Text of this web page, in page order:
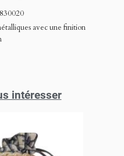
avec une finition
intéresser